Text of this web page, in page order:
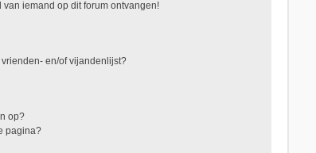
van iemand op dit forum ontvangen!
en/of vijandenlijst?
op?
pagina?